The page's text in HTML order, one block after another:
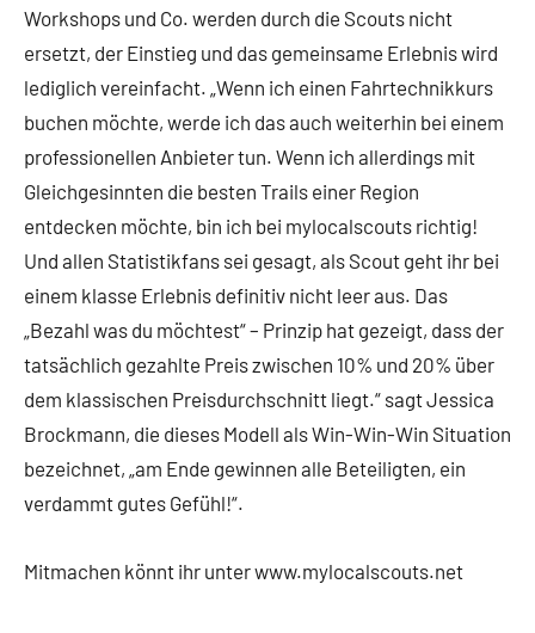
Workshops und Co. werden durch die Scouts nicht
ersetzt, der Einstieg und das gemeinsame Erlebnis wird
lediglich vereinfacht. „Wenn ich einen Fahrtechnikkurs
buchen möchte, werde ich das auch weiterhin bei einem
professionellen Anbieter tun. Wenn ich allerdings mit
Gleichgesinnten die besten Trails einer Region
entdecken möchte, bin ich bei mylocalscouts richtig!
Und allen Statistikfans sei gesagt, als Scout geht ihr bei
einem klasse Erlebnis definitiv nicht leer aus. Das
„Bezahl was du möchtest“ – Prinzip hat gezeigt, dass der
tatsächlich gezahlte Preis zwischen 10% und 20% über
dem klassischen Preisdurchschnitt liegt.“ sagt Jessica
Brockmann, die dieses Modell als Win-Win-Win Situation
bezeichnet, „am Ende gewinnen alle Beteiligten, ein
verdammt gutes Gefühl!“.
Mitmachen könnt ihr unter www.mylocalscouts.net